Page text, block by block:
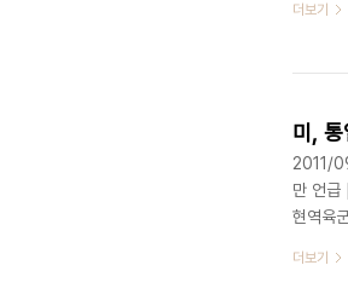
물
악맞는
더보기
2011/
만 언급
현역육
빌딩'
더보기